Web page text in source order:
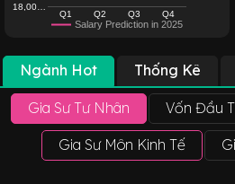
Salary Prediction in 2025
Q1 Q2 Q3 Q4
18,00…
Ngành Hot Thống Kê
Gia Sư Tư Nhân Vốn Đầu
Gia Sư Môn Kinh Tế